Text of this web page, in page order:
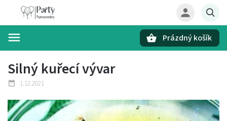
Prázdný košík
Silný kuřecí vývar
1.12.2021